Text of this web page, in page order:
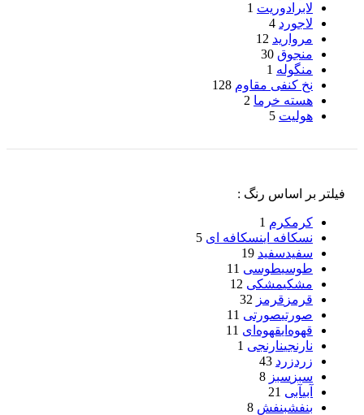
لابرادوریت 1
لاجورد 4
مروارید 12
منجوق 30
منگوله 1
نخ کنفی مقاوم 128
هسته خرما 2
هولیت 5
فیلتر بر اساس رنگ :
کرمکرم 1
نسکافه اینسکافه ای 5
سفیدسفید 19
طوسیطوسی 11
مشکیمشکی 12
قرمز قرمز 32
صورتیصورتی 11
قهوه‌ایقهوه‌ای 11
نارنجینارنجی 1
زردزرد 43
سبز سبز 8
آبیآبی 21
بنفشبنفش 8